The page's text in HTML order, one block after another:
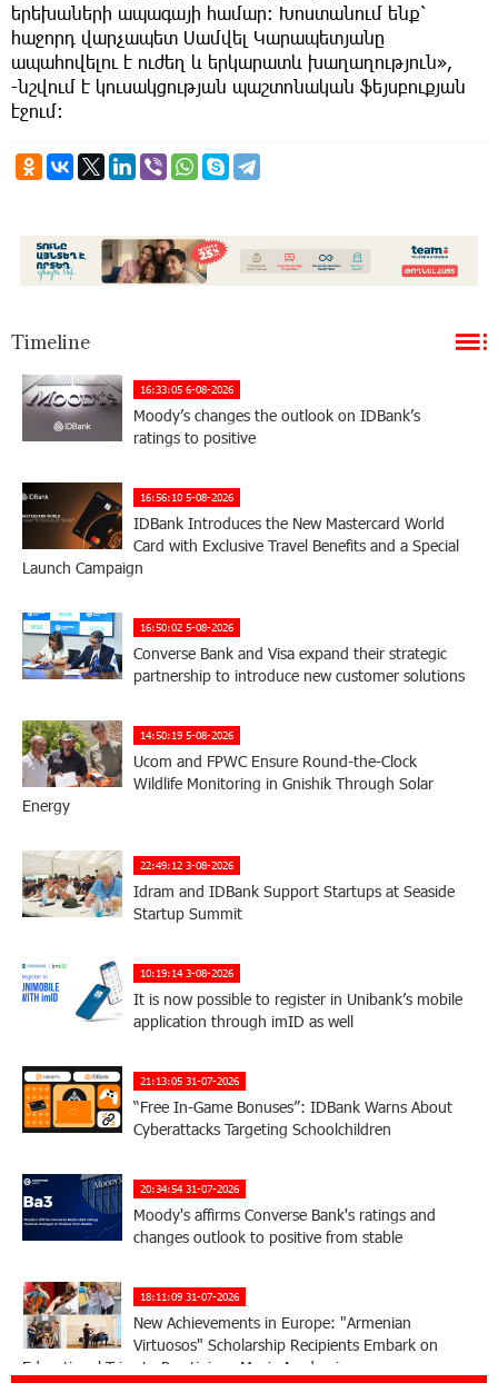
երեխաների ապագայի համար։ Խոստանում ենք`
հաջորդ վարչապետ Սամվել Կարապետյանը
ապահովելու է ուժեղ և երկարատև խաղաղություն»,
-նշվում է կուսակցության պաշտոնական ֆեյսբուքյան
էջում։
Timeline
16:33:05 6-08-2026
Moody’s changes the outlook on IDBank’s
ratings to positive
16:56:10 5-08-2026
IDBank Introduces the New Mastercard World
Card with Exclusive Travel Benefits and a Special
Launch Campaign
16:50:02 5-08-2026
Converse Bank and Visa expand their strategic
partnership to introduce new customer solutions
14:50:19 5-08-2026
Ucom and FPWC Ensure Round-the-Clock
Wildlife Monitoring in Gnishik Through Solar
Energy
22:49:12 3-08-2026
Idram and IDBank Support Startups at Seaside
Startup Summit
10:19:14 3-08-2026
It is now possible to register in Unibank’s mobile
application through imID as well
21:13:05 31-07-2026
“Free In-Game Bonuses”: IDBank Warns About
Cyberattacks Targeting Schoolchildren
20:34:54 31-07-2026
Moody's affirms Converse Bank's ratings and
changes outlook to positive from stable
18:11:09 31-07-2026
New Achievements in Europe: "Armenian
Virtuosos" Scholarship Recipients Embark on
Educational Trips to Prestigious Music Academies